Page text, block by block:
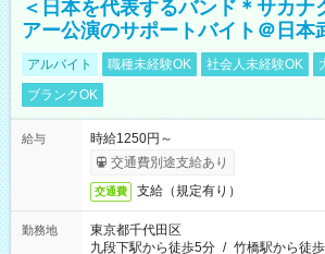
＜日本を代表するバンド＊サカナ
アー公演のサポートバイト＠日本
アルバイト 職種未経験OK 社会人未経験OK
ブランクOK
給与
時給1250円～
交通費別途支給あり
交通費 支給（規定有り）
勤務地
東京都千代田区
九段下駅から徒歩5分 / 竹橋駅から徒